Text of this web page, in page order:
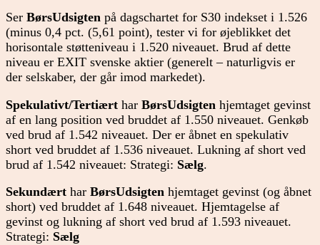
Ser BørsUdsigten på dagschartet for S30 indekset i 1.526
(minus 0,4 pct. (5,61 point), tester vi for øjeblikket det
horisontale støtteniveau i 1.520 niveauet. Brud af dette
niveau er EXIT svenske aktier (generelt – naturligvis er
der selskaber, der går imod markedet).
Spekulativt/Tertiært har BørsUdsigten hjemtaget gevinst
af en lang position ved bruddet af 1.550 niveauet. Genkøb
ved brud af 1.542 niveauet. Der er åbnet en spekulativ
short ved bruddet af 1.536 niveauet. Lukning af short ved
brud af 1.542 niveauet: Strategi: Sælg.
Sekundært har BørsUdsigten hjemtaget gevinst (og åbnet
short) ved bruddet af 1.648 niveauet. Hjemtagelse af
gevinst og lukning af short ved brud af 1.593 niveauet.
Strategi: Sælg